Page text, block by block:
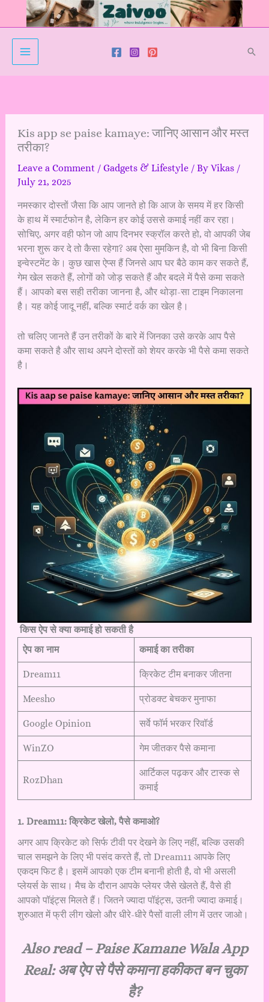
Kis app se paise kamaye: जानिए आसान और मस्त
तरीका?
Leave a Comment / Gadgets & Lifestyle/ By Vikas /
July 21, 2025
नमस्कार दोस्तों जैसा कि आप जानते हो कि आज के समय में हर किसी
के हाथ में स्मार्टफोन है, लेकिन हर कोई उससे कमाई नहीं कर रहा।
सोचिए, अगर वही फोन जो आप दिनभर स्क्रॉल करते हो, वो आपकी जेब
भरना शुरू कर दे तो कैसा रहेगा? अब ऐसा मुमकिन है, वो भी बिना किसी
इन्वेस्टमेंट के। कुछ खास ऐप्स हैं जिनसे आप घर बैठे काम कर सकते हैं,
गेम खेल सकते हैं, लोगों को जोड़ सकते हैं और बदले में पैसे कमा सकते
हैं। आपको बस सही तरीका जानना है, और थोड़ा-सा टाइम निकालना
है। यह कोई जादू नहीं, बल्कि स्मार्ट वर्क का खेल है।
तो चलिए जानते हैं उन तरीकों के बारे में जिनका उसे करके आप पैसे
कमा सकते है और साथ अपने दोस्तों को शेयर करके भी पैसे कमा सकते
है।
किस ऐप से क्या कमाई हो सकती है
ऐप का नाम
कमाई का तरीका
Dream11 क्रिकेट टीम बनाकर जीतना
Meesho प्रोडक्ट बेचकर मुनाफा
Google Opinion सर्वे फॉर्म भरकर रिवॉर्ड
WinZO गेम जीतकर पैसे कमाना
RozDhan
आर्टिकल पढ़कर और टास्क से
कमाई
1️. Dream11: क्रिकेट खेलो, पैसे कमाओ?
अगर आप क्रिकेट को सिर्फ टीवी पर देखने के लिए नहीं, बल्कि उसकी
चाल समझने के लिए भी पसंद करते हैं, तो Dream11 आपके लिए
एकदम फिट है। इसमें आपको एक टीम बनानी होती है, वो भी असली
प्लेयर्स के साथ। मैच के दौरान आपके प्लेयर जैसे खेलते हैं, वैसे ही
आपको पॉइंट्स मिलते हैं। जितने ज्यादा पॉइंट्स, उतनी ज्यादा कमाई।
शुरुआत में फ्री लीग खेलो और धीरे-धीरे पैसों वाली लीग में उतर जाओ।
Also read –Paise Kamane Wala App
Real: अब ऐप से पैसे कमाना हकीकत बन चुका
है?